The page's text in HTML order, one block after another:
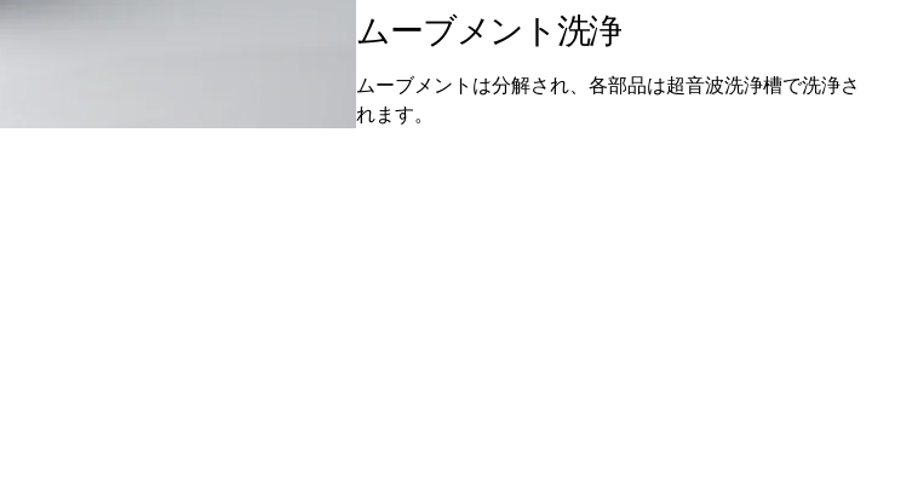
ムーブメント洗浄
ムーブメントは分解され、各部品は超音波洗浄槽で洗浄さ
れます。